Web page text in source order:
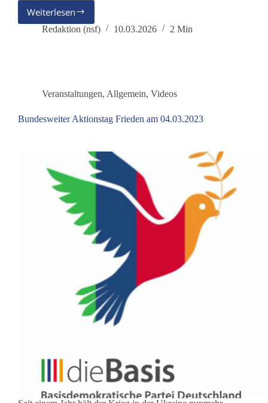
Weiterlesen„Propaganda:
Krieg
Redaktion (nsf) 10.03.2026 2 Min
Veranstaltungen, Allgemein, Videos
Bundesweiter Aktionstag Frieden am 04.03.2023